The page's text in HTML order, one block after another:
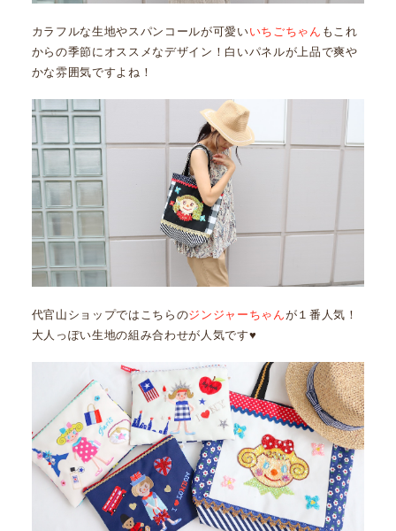
カラフルな生地やスパンコールが可愛いいちごちゃん もこれ
からの季節にオススメなデザイン！白いパネルが上品で爽や
かな雰囲気ですよね！
代官山ショップではこちらのジンジャーちゃんが１番人気！
大人っぽい生地の組み合わせが人気です♥